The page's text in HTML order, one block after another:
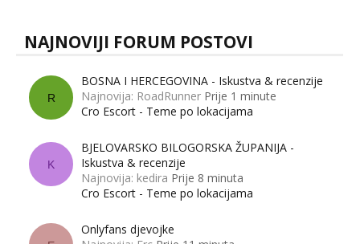
NAJNOVIJI FORUM POSTOVI
R
BOSNA I HERCEGOVINA - Iskustva & recenzije
Najnovija: RoadRunner Prije 1 minute
Cro Escort - Teme po lokacijama
K
BJELOVARSKO BILOGORSKA ŽUPANIJA -
Iskustva & recenzije
Najnovija: kedira Prije 8 minuta
Cro Escort - Teme po lokacijama
Onlyfans djevojke